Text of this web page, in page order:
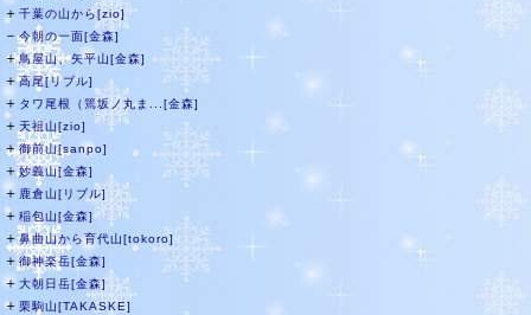
＋ 千葉の山から[zio]
－今朝の一面[金森]
＋鳥屋山、矢平山[金森]
＋高尾[リブル]
＋ タワ尾根（篶坂ノ丸ま...[金森]
＋ 天祖山[zio]
＋御前山[sanpo]
＋妙義山[金森]
＋ 鹿倉山[リブル]
＋ 稲包山[金森]
＋鼻曲山から育代山[tokoro]
＋御神楽岳[金森]
＋ 大朝日岳[金森]
＋ 栗駒山[TAKASKE]